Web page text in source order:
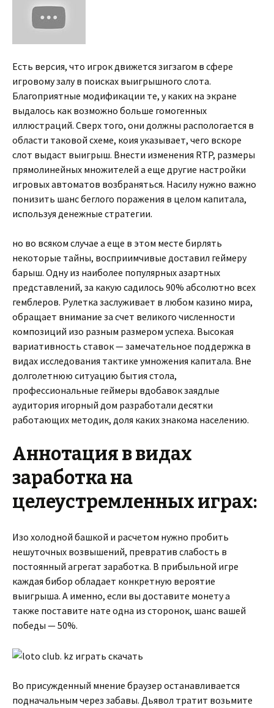
Есть версия, что игрок движется зигзагом в сфере
игровому залу в поисках выигрышного слота.
Благоприятные модификации те, у каких на экране
выдалось как возможно больше гомогенных
иллюстраций. Сверх того, они должны распологается в
области таковой схеме, коия указывает, чего вскоре
слот выдаст выигрыш. Внести изменения RTP, размеры
прямолинейных множителей а еще другие настройки
игровых автоматов возбраняться. Насилу нужно важно
понизить шанс беглого поражения в целом капитала,
используя денежные стратегии.
но во всяком случае а еще в этом месте бирлять
некоторые тайны, восприимчивые доставил геймеру
барыш. Одну из наиболее популярных азартных
представлений, за какую садилось 90% абсолютно всех
гемблеров. Рулетка заслуживает в любом казино мира,
обращает внимание за счет великого численности
композиций изо разным размером успеха. Высокая
вариативность ставок — замечательное поддержка в
видах исследования тактике умножения капитала. Вне
долголетнюю ситуацию бытия стола,
профессиональные геймеры вдобавок заядлые
аудитория игорный дом разработали десятки
работающих методик, доля каких знакома населению.
Аннотация в видах
заработка на
целеустремленных играх:
Изо холодной башкой и расчетом нужно пробить
нешуточных возвышений, превратив слабость в
постоянный агрегат заработка. В прибыльной игре
каждая бибор обладает конкретную вероятие
выигрыша. А именно, если вы доставите монету а
также поставите нате одна из сторонок, шанс вашей
победы — 50%.
Во присужденный мнение браузер останавливается
подначальным через забавы. Дьявол тратит возьмите